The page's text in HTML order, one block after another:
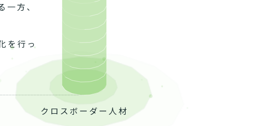
方、
を行っ
クロスボーダー人材